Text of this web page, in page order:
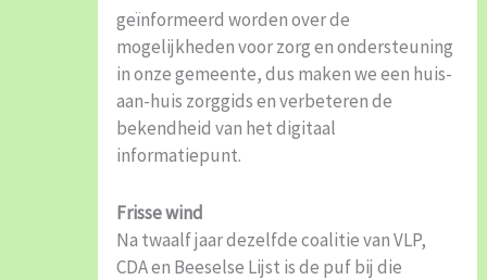
geïnformeerd worden over de
mogelijkheden voor zorg en ondersteuning
in onze gemeente, dus maken we een huis-
aan-huis zorggids en verbeteren de
bekendheid van het digitaal
informatiepunt.
Frisse wind
Na twaalf jaar dezelfde coalitie van VLP,
CDA en Beeselse Lijst is de puf bij die